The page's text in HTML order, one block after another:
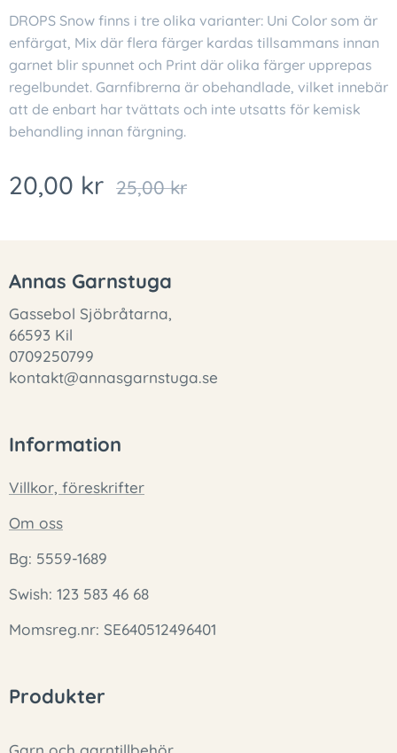
DROPS Snow finns i tre olika varianter: Uni Color som är
enfärgat, Mix där flera färger kardas tillsammans innan
garnet blir spunnet och Print där olika färger upprepas
regelbundet. Garnfibrerna är obehandlade, vilket innebär
att de enbart har tvättats och inte utsatts för kemisk
behandling innan färgning.
20,00 kr 25,00kr
Annas Garnstuga
Gassebol Sjöbråtarna,
66593 Kil
0709250799
kontakt@annasgarnstuga.se
Information
Villkor, föreskrifter
Om oss
Bg: 5559-1689
Swish: 123 583 46 68
Momsreg.nr: SE640512496401
Produkter